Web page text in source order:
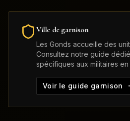
Ville de garnison
Les Gonds accueille des
Consultez notre guide
spécifiques aux militaires en
Voir le guide garnison